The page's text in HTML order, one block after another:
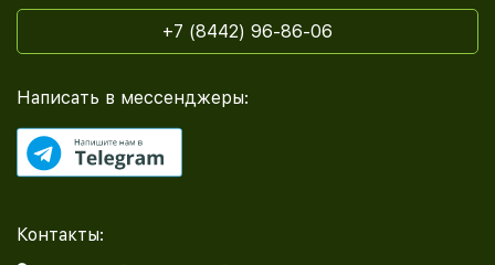
+7 (8442) 96-86-06
Написать в мессенджеры:
Контакты: